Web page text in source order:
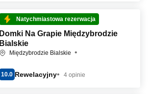
Natychmiastowa rezerwacja
Domki Na Grapie Międzybrodzie
Bialskie
Międzybrodzie Bialskie
10.0 Rewelacyjny 4 opinie